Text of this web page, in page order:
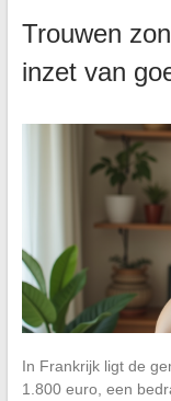
Trouwen
inzet van
In Frankrijk ligt de
1.800 euro, een